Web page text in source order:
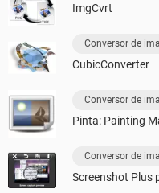
ImgCvrt
Conversor de
CubicConverter
Conversor de
Pinta: Painting
Conversor de
Screenshot Plus